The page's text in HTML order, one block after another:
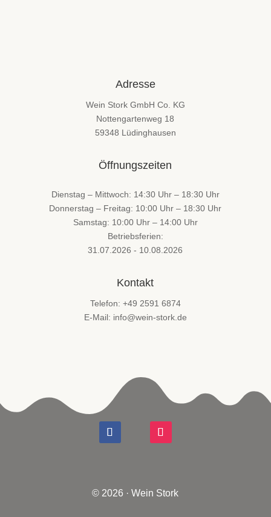
Adresse
Wein Stork GmbH Co. KG
Nottengartenweg 18
59348 Lüdinghausen
Öffnungszeiten
Dienstag – Mittwoch: 14:30 Uhr – 18:30 Uhr
Donnerstag – Freitag: 10:00 Uhr – 18:30 Uhr
Samstag: 10:00 Uhr – 14:00 Uhr
Betriebsferien:
31.07.2026 - 10.08.2026
Kontakt
Telefon: +49 2591 6874
E-Mail: info@wein-stork.de
© 2026 · Wein Stork